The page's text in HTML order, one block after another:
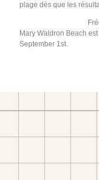
plage dès que les
Mary Waldron Beach
September 1st.